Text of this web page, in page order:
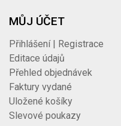
MŮJ ÚČET
Přihlášení | Registrace
Editace údajů
Přehled objednávek
Faktury vydané
Uložené košíky
Slevové poukazy